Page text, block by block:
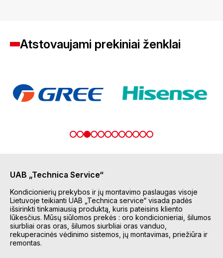
Atstovaujami prekiniai ženklai
UAB „Technica Service“
Kondicionierių prekybos ir jų montavimo paslaugas visoje
Lietuvoje teikianti UAB „Technica service“ visada padės
išsirinkti tinkamiausią produktą, kuris pateisins kliento
lūkesčius. Mūsų siūlomos prekės : oro kondicionieriai, šilumos
siurbliai oras oras, šilumos siurbliai oras vanduo,
rekuperacinės vėdinimo sistemos, jų montavimas, priežiūra ir
remontas.